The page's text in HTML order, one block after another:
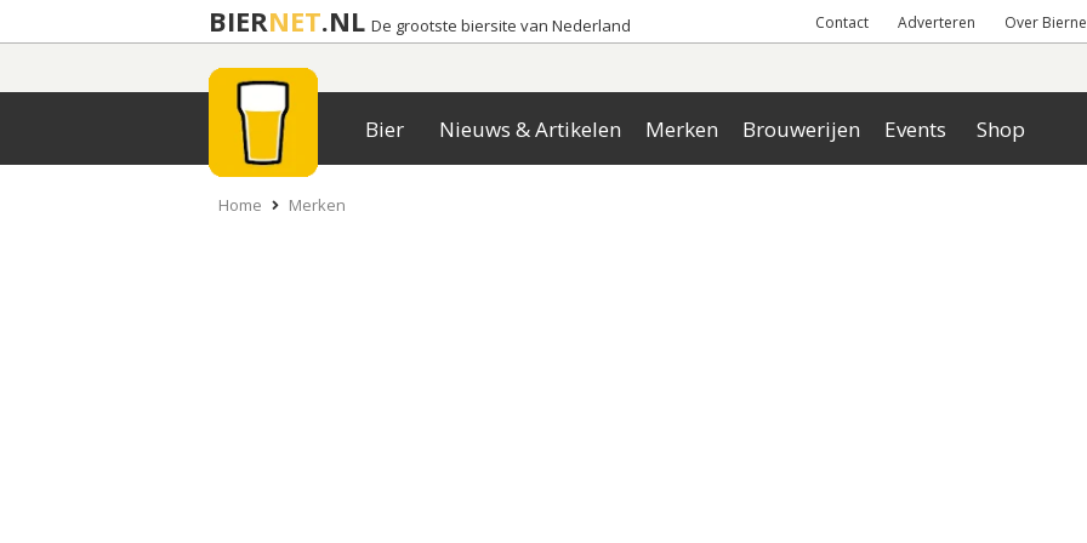
BIERNET.NL De grootste biersite van Nederland Contact Adverteren Over
Bier Nieuws & Artikelen Merken Brouwerijen Events Shop
Home Merken